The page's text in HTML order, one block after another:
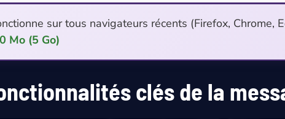
sur tous navigateurs récents (Firefox, Chrome,
Mo (5 Go)
clés de la